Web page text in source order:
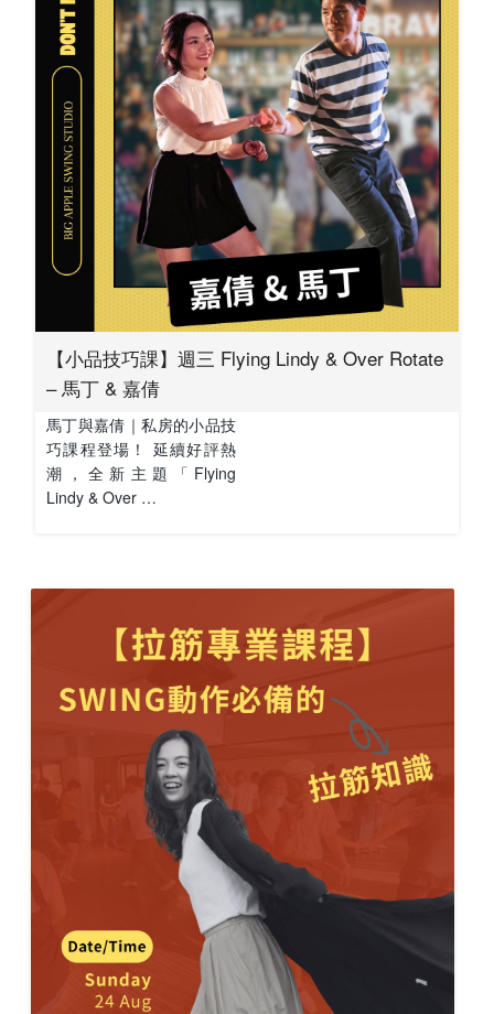
【小品技巧課】週三 Flying Lindy & Over Rotate
– 馬丁 & 嘉倩
馬丁與嘉倩｜私房的小品技
巧課程登場！ 延續好評熱
潮，全新主題「Flying
Lindy & Over …